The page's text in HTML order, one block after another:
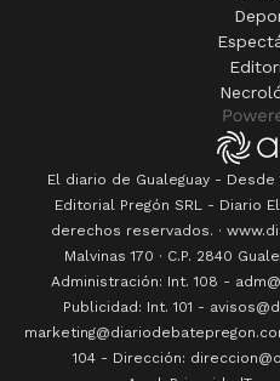
El diario de Gualeguay -
Editorial Pregón SRL - Diario
derechos reservados. · www.
Malvinas 170 · C.P. 2840
Administración: Int. 108 -
Publicidad: Int. 101 -
104 - Dirección: